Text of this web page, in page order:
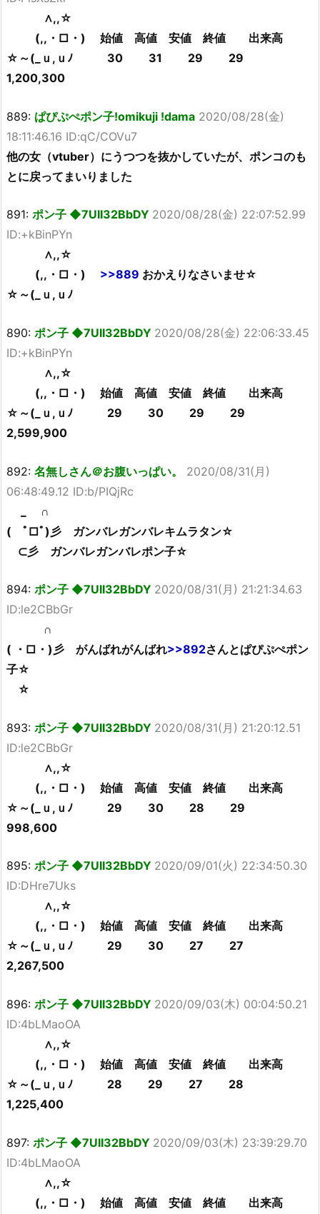
∧,,☆
(,,・□・) 始値 高値 安値 終値 出来高
☆～(_ｕ,ｕﾉ 30 31 29 29
1,200,300
889: ぱぴぷぺポン子!omikuji !dama 2020/08/28(金)
18:11:46.16 ID:qC/COVu7
他の女（vtuber）にうつつを抜かしていたが、ポンコのも
とに戻ってまいりました
891: ポン子 ◆7UII32BbDY 2020/08/28(金) 22:07:52.99
ID:+kBinPYn
∧,,☆
(,,・□・) >>889 おかえりなさいませ☆
☆～(_ｕ,ｕﾉ
890: ポン子 ◆7UII32BbDY 2020/08/28(金) 22:06:33.45
ID:+kBinPYn
∧,,☆
(,,・□・) 始値 高値 安値 終値 出来高
☆～(_ｕ,ｕﾉ 29 30 29 29
2,599,900
892: 名無しさん＠お腹いっぱい。
2020/08/31(月)
06:48:49.12 ID:b/PIQjRc
_ ∩
( ﾟ□ﾟ)彡 ガンバレガンバレキムラタン☆
⊂彡 ガンバレガンバレポン子☆
894: ポン子 ◆7UII32BbDY 2020/08/31(月) 21:21:34.63
ID:le2CBbGr
∩
( ・□・)彡 がんばれがんばれ>>892さんとぱぴぷぺポン
子☆
☆
893: ポン子 ◆7UII32BbDY 2020/08/31(月) 21:20:12.51
ID:le2CBbGr
∧,,☆
(,,・□・) 始値 高値 安値 終値 出来高
☆～(_ｕ,ｕﾉ 29 30 28 29
998,600
895: ポン子 ◆7UII32BbDY 2020/09/01(火) 22:34:50.30
ID:DHre7Uks
∧,,☆
(,,・□・) 始値 高値 安値 終値 出来高
☆～(_ｕ,ｕﾉ 29 30 27 27
2,267,500
896: ポン子 ◆7UII32BbDY 2020/09/03(木) 00:04:50.21
ID:4bLMaoOA
∧,,☆
(,,・□・) 始値 高値 安値 終値 出来高
☆～(_ｕ,ｕﾉ 28 29 27 28
1,225,400
897: ポン子 ◆7UII32BbDY 2020/09/03(木) 23:39:29.70
ID:4bLMaoOA
∧,,☆
(,,・□・) 始値 高値 安値 終値 出来高